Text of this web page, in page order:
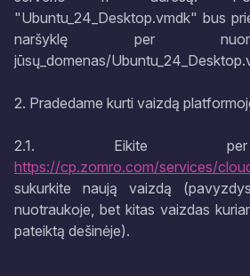
"Ubuntu_24_Desktop.vmdk" bus
naršyklę per
jūsų_domenas/
2. Pradedame kurti vaizdą
2.1. Eikite per
https://cp.zomro.com/services/
sukurkite naują vaizdą
nuotraukoje, bet kitas vaizdas
pateiktą dešinėje).